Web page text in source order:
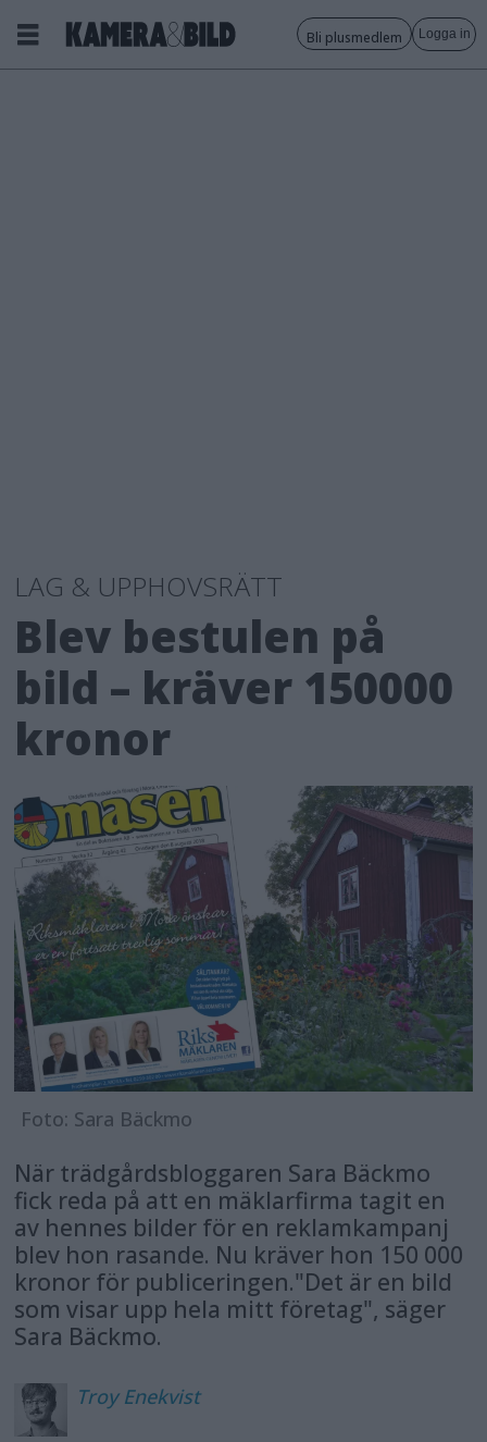
Bli plusmedlem Logga in
LAG & UPPHOVSRÄTT
Blev bestulen på
bild – kräver 150000
kronor
Foto: Sara Bäckmo
När trädgårdsbloggaren Sara Bäckmo
fick reda på att en mäklarfirma tagit en
av hennes bilder för en reklamkampanj
blev hon rasande. Nu kräver hon 150 000
kronor för publiceringen."Det är en bild
som visar upp hela mitt företag", säger
Sara Bäckmo.
Troy Enekvist